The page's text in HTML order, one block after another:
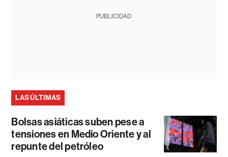
PUBLICIDAD
LAS ÚLTIMAS
Bolsas asiáticas suben pese a
tensiones en Medio Oriente y al
repunte del petróleo